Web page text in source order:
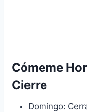
Cómeme
Cierre
Domingo: